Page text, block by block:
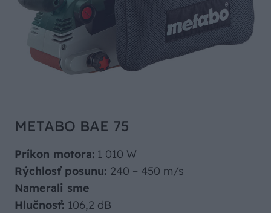
METABO BAE 75
Príkon motora: 1 010 W
Rýchlosť posunu: 240 – 450 m/s
Namerali sme
Hlučnosť: 106,2 dB